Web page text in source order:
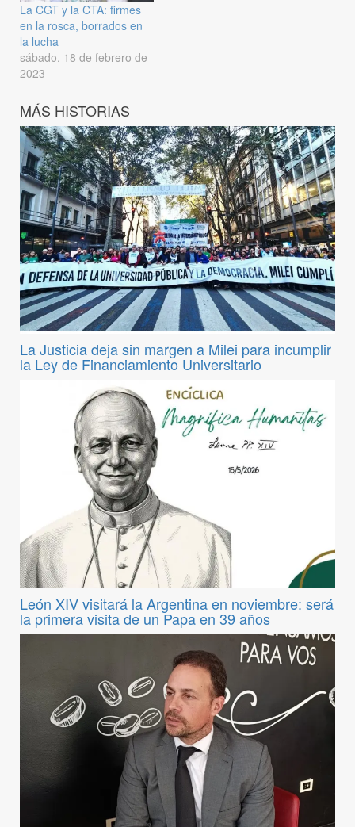
La CGT y la CTA: firmes
en la rosca, borrados en
la lucha
sábado, 18 de febrero de
2023
MÁS HISTORIAS
La Justicia deja sin margen a Milei para incumplir
la Ley de Financiamiento Universitario
León XIV visitará la Argentina en noviembre: será
la primera visita de un Papa en 39 años